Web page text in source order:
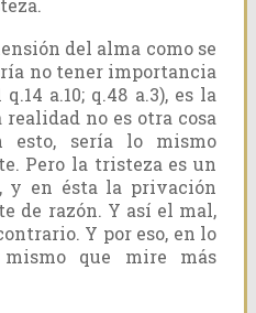
del alma como se
no tener importancia
a.10; q.48 a.3), es la
no es otra cosa
esto, sería lo mismo
Pero la tristeza es un
y en ésta la privación
de razón. Y así el mal,
Y por eso, en lo
que mire más